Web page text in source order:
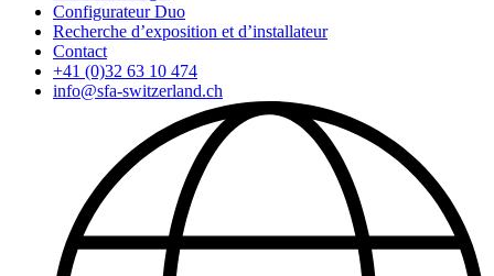
Configurateur Duo
Recherche d’exposition et d’installateur
Contact
+41 (0)32 63 10 474
info@sfa-switzerland.ch